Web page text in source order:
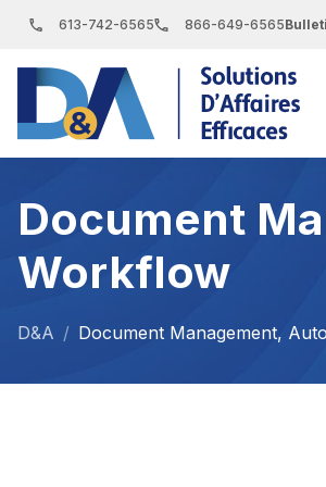
613-742-6565 866-649-6565
Document
Workflow
D&A / Document Management,